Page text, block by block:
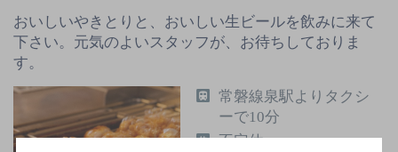
おいしいやきとりと、おいしい生ビールを飲みに来て
下さい。元気のよいスタッフが、お待ちしておりま
す。
常磐線泉駅よりタクシ
ーで10分
不定休